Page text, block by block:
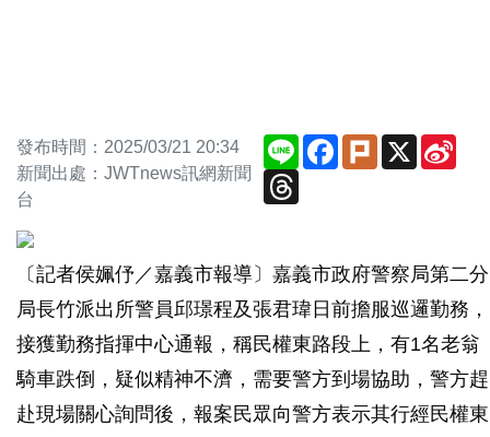
發布時間：2025/03/21 20:34
新聞出處：JWTnews訊網新聞
台
Line Facebook
PlurkX
Threads
〔記者侯姵伃／嘉義市報導〕嘉義市政府警察局第二分
局長竹派出所警員邱璟程及張君瑋日前擔服巡邏勤務，
接獲勤務指揮中心通報，稱民權東路段上，有1名老翁
騎車跌倒，疑似精神不濟，需要警方到場協助，警方趕
赴現場關心詢問後，報案民眾向警方表示其行經民權東